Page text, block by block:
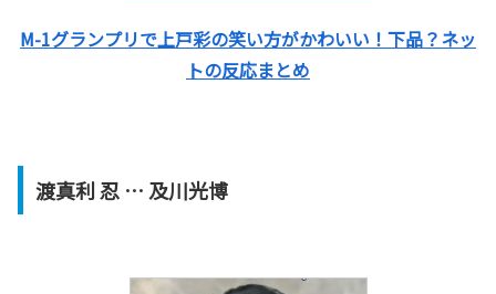
M-1グランプリで上戸彩の笑い方がかわいい！下品？ネッ
トの反応まとめ
渡真利 忍 … 及川光博